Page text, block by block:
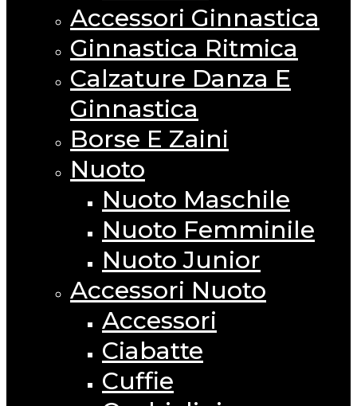
Accessori Ginnastica
Ginnastica Ritmica
Calzature Danza E
Ginnastica
Borse E Zaini
Nuoto
Nuoto Maschile
Nuoto Femminile
Nuoto Junior
Accessori Nuoto
Accessori
Ciabatte
Cuffie